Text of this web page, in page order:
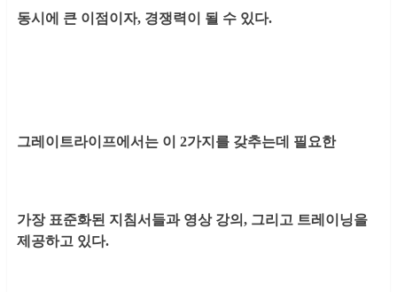
동시에 큰 이점이자, 경쟁력이 될 수 있다.
그레이트라이프에서는 이 2가지를 갖추는데 필요한
가장 표준화된 지침서들과 영상 강의, 그리고 트레이닝을
제공하고 있다.